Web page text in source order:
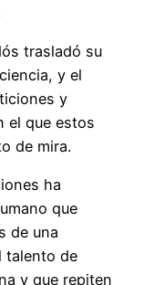
trasladó su
y el
y
el que estos
de mira.
ha
que
de una
talento de
y que repiten